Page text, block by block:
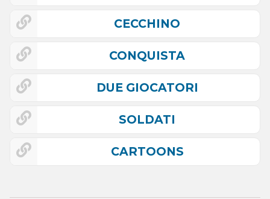
CECCHINO
CONQUISTA
DUE GIOCATORI
SOLDATI
CARTOONS